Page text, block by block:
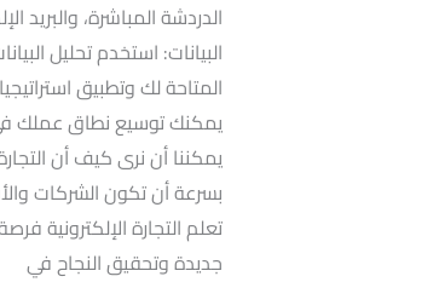
الدردشة المباشرة، والبريد
البيانات: استخدم تحليل
المتاحة لك وتطبيق
يمكنك توسيع نطاق عملك في
يمكننا أن نرى كيف أن
بسرعة أن تكون الشركات
تعلم التجارة الإلكترونية
جديدة وتحقيق النجاح في